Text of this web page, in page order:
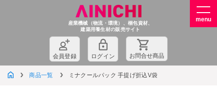
産業機械（物流・環境）、梱包資材、
建築用養生材の販売サイト
会員登録 ログイン お問合せ商品
商品一覧 ミナクールパック 手提げ折込V袋